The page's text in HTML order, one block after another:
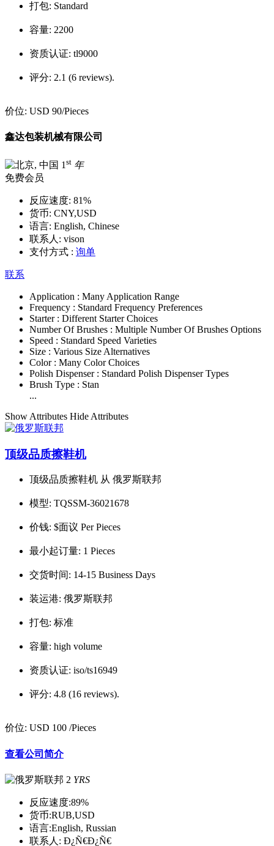
打包: Standard
容量: 2200
资质认证: tl9000
评分: 2.1 (6 reviews).
价位: USD 90/Pieces
鑫达包装机械有限公司
1 st 年
免费会员
反应速度: 81%
货币: CNY,USD
语言: English, Chinese
联系人: vison
支付方式 : 询单
联系
Application : Many Application Range
Frequency : Standard Frequency Preferences
Starter : Different Starter Choices
Number Of Brushes : Multiple Number Of Brushes Options
Speed : Standard Speed Varieties
Size : Various Size Alternatives
Color : Many Color Choices
Polish Dispenser : Standard Polish Dispenser Types
Brush Type : Stan
...
Show Attributes Hide Attributes
顶级品质擦鞋机
顶级品质擦鞋机 从 俄罗斯联邦
模型: TQSSM-36021678
价钱: $面议 Per Pieces
最小起订量: 1 Pieces
交货时间: 14-15 Business Days
装运港: 俄罗斯联邦
打包: 标准
容量: high volume
资质认证: iso/ts16949
评分: 4.8 (16 reviews).
价位: USD 100 /Pieces
查看公司简介
2 YRS
反应速度:89%
货币:RUB,USD
语言:English, Russian
联系人: Ð¿Ñ€Ð¿Ñ€